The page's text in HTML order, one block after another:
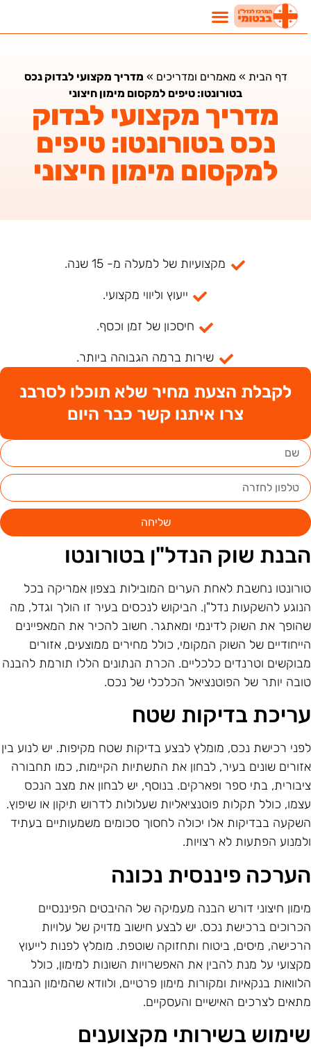
דף הבית»מאמרים ומדריכים»מדריך מקצועי לבדוק נכס
בטורונטו: טיפים למקסום מימון חיצוני
מדריך מקצועי לבדוק
נכס בטורונטו: טיפים
למקסום מימון חיצוני
מקצועיות של למעלה מ- 15 שנה.
ייעוץ וליווי מקצועי.
חיסכון של זמן וכסף.
שירות ברמה הגבוהה ביותר.
לקבלת הצעת מחיר שלא תוכלו לסרבנ
צרו איתנו קשר כבר היום
שליחה
שוק הנדל"ן בטורונטו
נחשבת לאחת הערים המובילות בצפון אמריקה בכל
להשקעות נדל"ן. הביקוש לנכסים בעיר זו הולך וגדל, מה
את השוק לדינמי ומאתגר. חשוב להכיר את המאפיינים
של השוק המקומי, כולל מחירים ממוצעים, אזורים
וטרנדים כלכליים. הכרת הנתונים הללו תורמת להבנה
יותר של הפוטנציאל הכלכלי של נכס.
בדיקות שטח
רכישת נכס, מומלץ לבצע בדיקות שטח מקיפות. יש לנוע בין
שונים בעיר, לבחון את התשתיות הקיימות, כמו תחבורה
בתי ספר ופארקים. בנוסף, יש לבחון את מצב הנכס
כולל תקלות פוטנציאליות שעלולות לדרוש תיקון או שיפוץ.
בבדיקות אלו יכולה לחסוך סכומים משמעותיים בעתיד
הפתעות לא רצויות.
פיננסית נכונה
חיצוני דורש הבנה מעמיקה של ההיבטים הפיננסיים
ברכישת נכס. יש לבצע חישוב מדויק של עלויות
מיסים, ביטוח ותחזוקה שוטפת. מומלץ לפנות לייעוץ
על מנת להבין את האפשרויות השונות למימון, כולל
בנקאיות ומקורות מימון פרטיים, ולוודא שהמימון הנבחר
לצרכים האישיים והעסקיים.
בשירותי מקצוענים